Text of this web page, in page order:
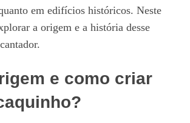
em edifícios históricos. Neste
a origem e a história desse
e como criar